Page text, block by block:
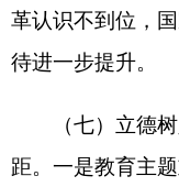
行）〉的通知》要求
行，确保重点任务落
养、治校能力、党务
治过硬、品德高尚、